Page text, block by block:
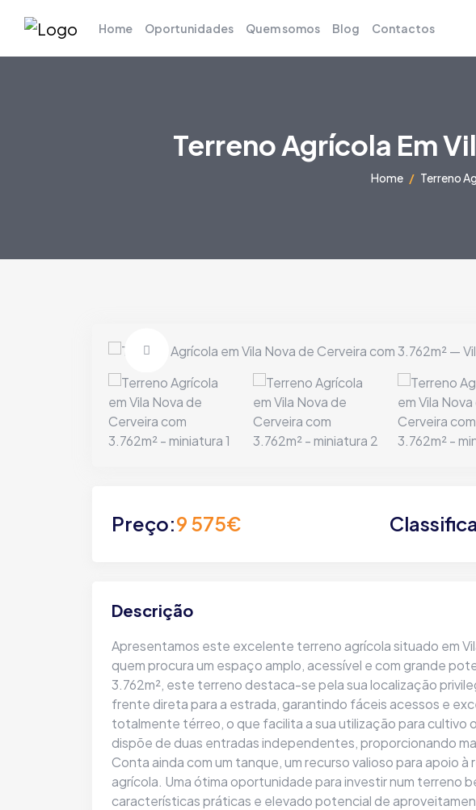
Home Oportunidades Quem somos Blog Contactos
Terreno Agrícola Em
Home Terreno
Preço:9 575€
Descrição
Apresentamos este excelente terreno agrícola situado em
quem procura um espaço amplo, acessível e com grande
3.762m², este terreno destaca-se pela sua localização
frente direta para a estrada, garantindo fáceis acessos e
totalmente térreo, o que facilita a sua utilização para cultivo
dispõe de duas entradas independentes, proporcionando
Conta ainda com um tanque, um recurso valioso para apoio
agrícola. Uma ótima oportunidade para investir num terreno
características práticas e elevado potencial de